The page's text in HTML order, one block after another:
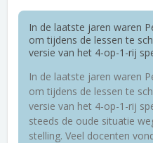
In de laatste jaren waren
om tijdens de lessen te
versie van het 4-op-1-rij
In de laatste jaren waren
om tijdens de lessen te
versie van het 4-op-1-rij
steeds de oude situatie
stelling. Veel docenten